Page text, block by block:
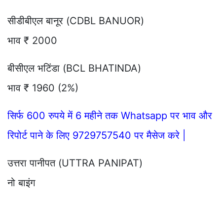
सीडीबीएल बानूर (CDBL BANUOR)
भाव ₹ 2000
बीसीएल भटिंडा (BCL BHATINDA)
भाव ₹ 1960 (2%)
सिर्फ 600 रुपये में 6 महीने तक Whatsapp पर भाव और
रिपोर्ट पाने के लिए 9729757540 पर मैसेज करे |
उत्तरा पानीपत (UTTRA PANIPAT)
नो बाइंग